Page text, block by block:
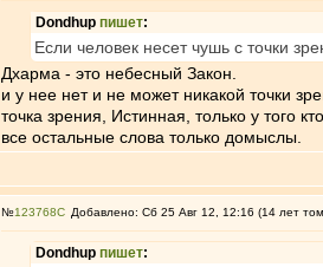
Dondhup пишет:
Если человек несет чушь с точки
Дхарма - это небесный Закон.
и у нее нет и не может никакой точки
точка зрения, Истинная, только у того
все остальные слова только домыслы.
№123768 Добавлено: Сб 25 Авг 12, 12:16 (14 лет
Dondhup пишет: